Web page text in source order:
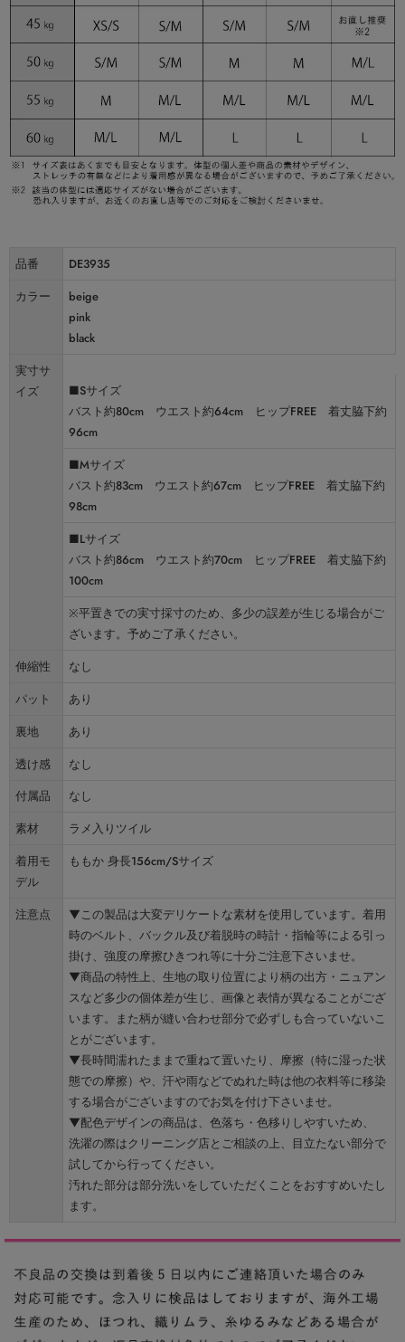
品番
DE3935
カラー
beige
pink
black
実寸サ
イズ
■Sサイズ
バスト約80cm ウエスト約64cm ヒップFREE 着丈脇下約
96cm
■Mサイズ
バスト約83cm ウエスト約67cm ヒップFREE 着丈脇下約
98cm
■Lサイズ
バスト約86cm ウエスト約70cm ヒップFREE 着丈脇下約
100cm
※平置きでの実寸採寸のため、多少の誤差が生じる場合がご
ざいます。予めご了承ください。
伸縮性
なし
パット
あり
裏地
あり
透け感
なし
付属品
なし
素材
ラメ入りツイル
着用モ
デル
ももか 身長156cm/Sサイズ
注意点
▼この製品は大変デリケートな素材を使用しています。着用
時のベルト、バックル及び着脱時の時計・指輪等による引っ
掛け、強度の摩擦ひきつれ等に十分ご注意下さいませ。
▼商品の特性上、生地の取り位置により柄の出方・ニュアン
スなど多少の個体差が生じ、画像と表情が異なることがござ
います。また柄が縫い合わせ部分で必ずしも合っていないこ
とがございます。
▼長時間濡れたままで重ねて置いたり、摩擦（特に湿った状
態での摩擦）や、汗や雨などでぬれた時は他の衣料等に移染
する場合がございますのでお気を付け下さいませ。
▼配色デザインの商品は、色落ち・色移りしやすいため、
洗濯の際はクリーニング店とご相談の上、目立たない部分で
試してから行ってください。
汚れた部分は部分洗いをしていただくことをおすすめいたし
ます。